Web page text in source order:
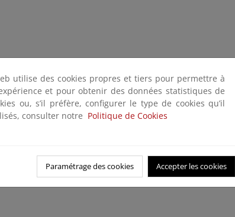
utilise des cookies propres et tiers pour permettre à
et pour obtenir des données statistiques de
ou, s’il préfère, configurer le type de cookies qu’il
consulter notre Politique de Cookies
Paramétrage des cookies Accepter les cookies